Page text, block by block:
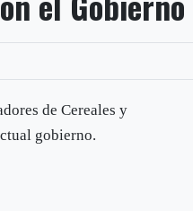
de Cereales y
gobierno.